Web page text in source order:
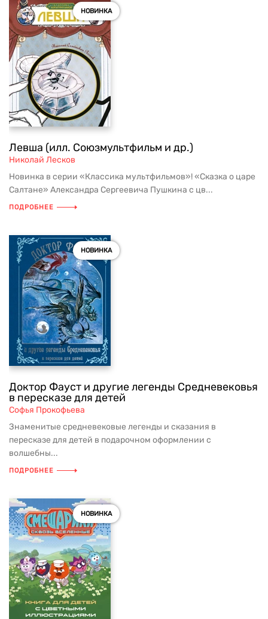
НОВИНКА
Левша (илл. Союзмультфильм и др.)
Николай Лесков
Новинка в серии «Классика мультфильмов»! «Сказка о царе
Салтане» Александра Сергеевича Пушкина с цв...
ПОДРОБНЕЕ
НОВИНКА
Доктор Фауст и другие легенды Средневековья
в пересказе для детей
Софья Прокофьева
Знаменитые средневековые легенды и сказания в
пересказе для детей в подарочном оформлении с
волшебны...
ПОДРОБНЕЕ
НОВИНКА